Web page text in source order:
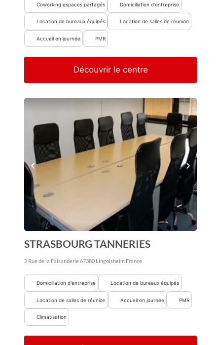
Coworking espaces partagés Domiciliation d'entreprise
Location de bureaux équipés Location de salles de réunion
Accueil en journée PMR
Découvrir le centre
STRASBOURG TANNERIES
2 Rue de la Faisanderie67380 Lingolsheim France
Domiciliation d'entreprise Location de bureaux équipés
Location de salles de réunion Accueil en journée PMR
Climatisation